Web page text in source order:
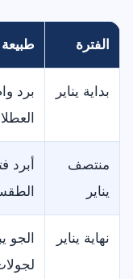
الفترة طبيعة
بداية يناير
برد
منتصف
يناير
أبرد
نهاية يناير
الجو